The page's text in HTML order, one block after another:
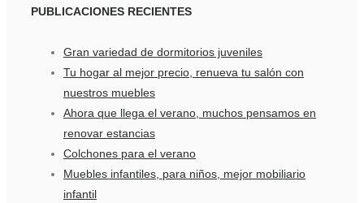
PUBLICACIONES RECIENTES
Gran variedad de dormitorios juveniles
Tu hogar al mejor precio, renueva tu salón con
nuestros muebles
Ahora que llega el verano, muchos pensamos en
renovar estancias
Colchones para el verano
Muebles infantiles, para niños, mejor mobiliario
infantil